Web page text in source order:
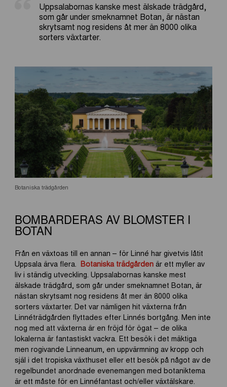
Uppsalabornas kanske mest älskade trädgård,
som går under smeknamnet Botan, är nästan
skrytsamt nog residens åt mer än 8000 olika
sorters växtarter.
Botaniska trädgården
BOMBARDERAS AV BLOMSTER I
BOTAN
Från en växtoas till en annan – för Linné har givetvis låtit
Uppsala ärva flera. Botaniska trädgårdenär ett myller av
liv i ständig utveckling. Uppsalabornas kanske mest
älskade trädgård, som går under smeknamnet Botan, är
nästan skrytsamt nog residens åt mer än 8000 olika
sorters växtarter. Det var nämligen hit växterna från
Linnéträdgården flyttades efter Linnés bortgång. Men inte
nog med att växterna är en fröjd för ögat – de olika
lokalerna är fantastiskt vackra. Ett besök i det mäktiga
men rogivande Linneanum, en uppvärmning av kropp och
själ i det tropiska växthuset eller ett besök på något av de
regelbundet anordnade evenemangen med botaniktema
är ett måste för en Linnéfantast och/eller växtälskare.